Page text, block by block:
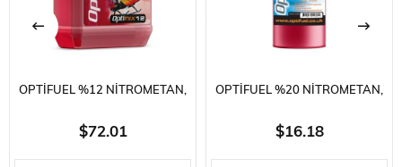
STOK
DURUMU
DIGERLERI
OPTIFUEL %12 NITROMETAN,
2 VE 4 ZAMANLI,MODEL UÇAK
VE HELIKOPTER YAKITI, 5
$72.01
OPTIFUEL %20 NITROMETAN,
MODEL ARABA YAKITI, 1 LITRE
$16.18